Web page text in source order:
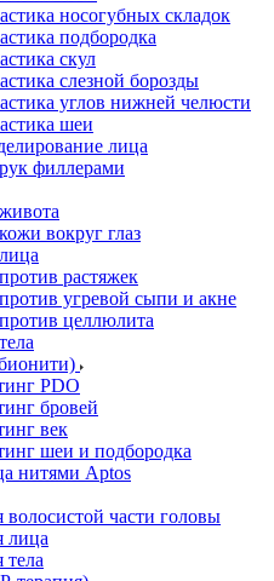
носогубных складок
подбородка
скул
слезной борозды
углов нижней челюсти
шеи
лица
филлерами
вокруг глаз
растяжек
угревой сыпи и акне
целлюлита
PDO
бровей
век
шеи и подбородка
нитями Aptos
волосистой части головы
лица
тела